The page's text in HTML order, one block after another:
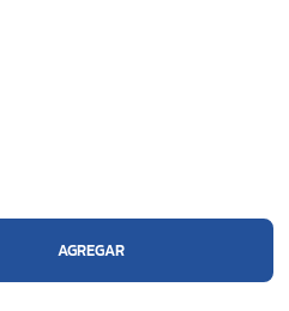
AGREGAR